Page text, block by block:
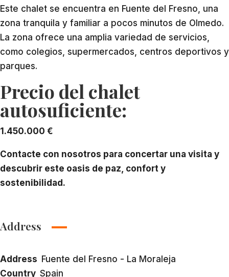
Este chalet se encuentra en Fuente del Fresno, una
zona tranquila y familiar a pocos minutos de Olmedo.
La zona ofrece una amplia variedad de servicios,
como colegios, supermercados, centros deportivos y
parques.
Precio del chalet
autosuficiente:
1.450.000 €
Contacte con nosotros para concertar una visita y
descubrir este oasis de paz, confort y
sostenibilidad.
Address
Address Fuente del Fresno - La Moraleja
Country Spain